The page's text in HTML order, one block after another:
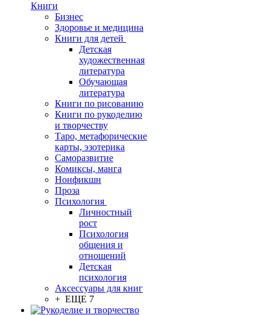
Книги
Бизнес
Здоровье и медицина
Книги для детей
Детская
художественная
литература
Обучающая
литература
Книги по рисованию
Книги по рукоделию
и творчеству
Таро, метафорические
карты, эзотерика
Саморазвитие
Комиксы, манга
Нонфикшн
Проза
Психология
Личностный
рост
Психология
общения и
отношений
Детская
психология
Аксессуары для книг
+ ЕЩЕ 7